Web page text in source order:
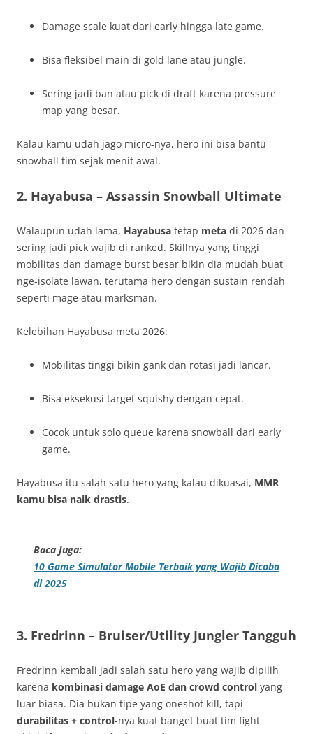
Damage scale kuat dari early hingga late game.
Bisa fleksibel main di gold lane atau jungle.
Sering jadi ban atau pick di draft karena pressure
map yang besar.
Kalau kamu udah jago micro‑nya, hero ini bisa bantu
snowball tim sejak menit awal.
2. Hayabusa – Assassin Snowball Ultimate
Walaupun udah lama, Hayabusa tetap meta di 2026 dan
sering jadi pick wajib di ranked. Skillnya yang tinggi
mobilitas dan damage burst besar bikin dia mudah buat
nge‑isolate lawan, terutama hero dengan sustain rendah
seperti mage atau marksman.
Kelebihan Hayabusa meta 2026:
Mobilitas tinggi bikin gank dan rotasi jadi lancar.
Bisa eksekusi target squishy dengan cepat.
Cocok untuk solo queue karena snowball dari early
game.
Hayabusa itu salah satu hero yang kalau dikuasai, MMR
kamu bisa naik drastis.
Baca Juga:
10 Game Simulator Mobile Terbaik yang Wajib Dicoba
di 2025
3. Fredrinn – Bruiser/Utility Jungler Tangguh
Fredrinn kembali jadi salah satu hero yang wajib dipilih
karena kombinasi damage AoE dan crowd control yang
luar biasa. Dia bukan tipe yang oneshot kill, tapi
durabilitas + control‑nya kuat banget buat tim fight